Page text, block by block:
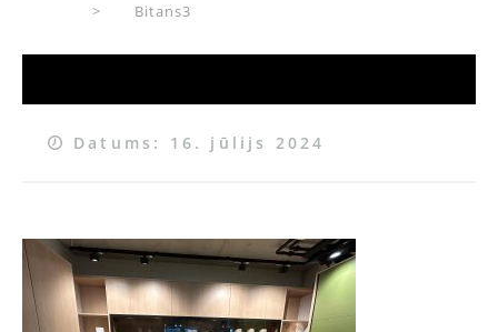
Bitans3
Datums: 16. jūlijs 2024